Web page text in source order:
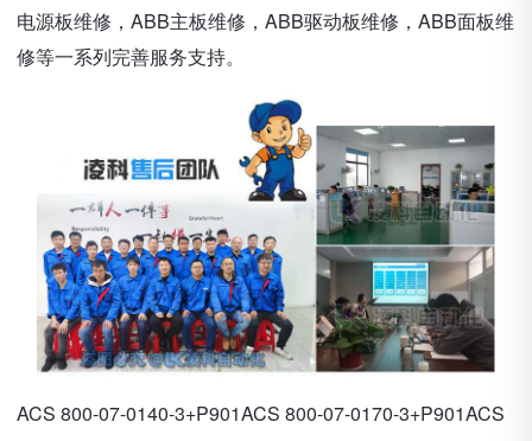
电源板维修，ABB主板维修，ABB驱动板维修，ABB面板维
修等一系列完善服务支持。
ACS 800-07-0140-3+P901ACS 800-07-0170-3+P901ACS